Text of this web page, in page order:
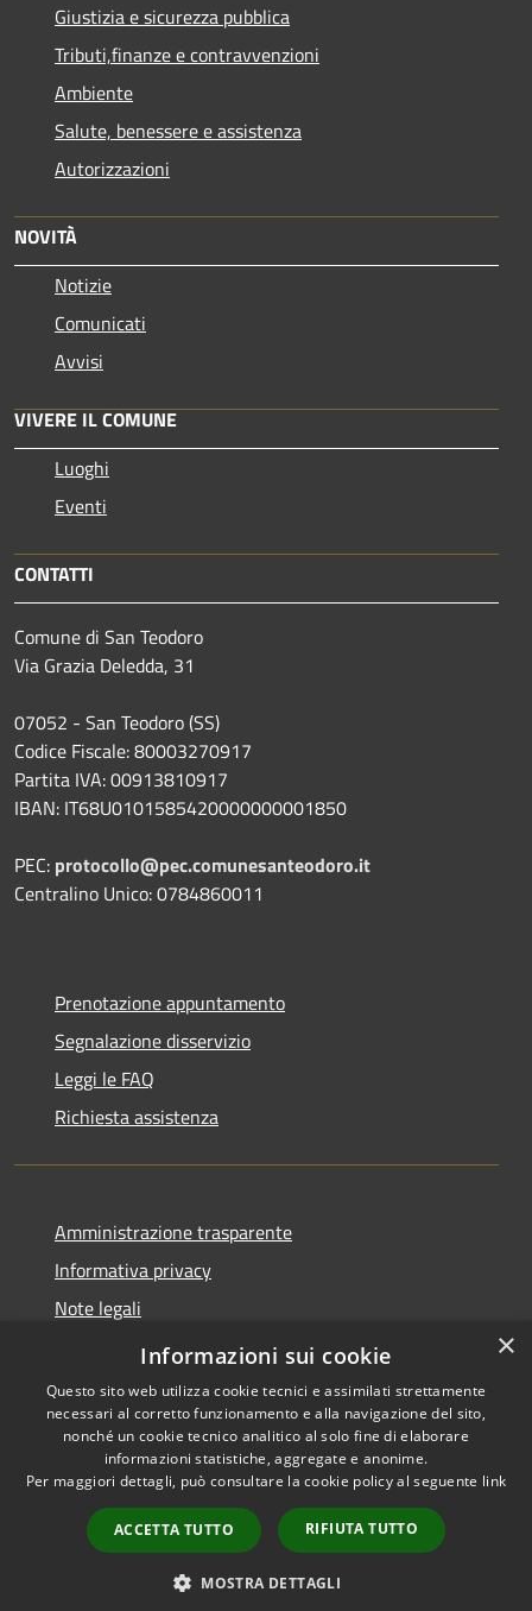
Giustizia e sicurezza pubblica
Tributi,finanze e contravvenzioni
Ambiente
Salute, benessere e assistenza
Autorizzazioni
NOVITÀ
Notizie
Comunicati
Avvisi
VIVERE IL COMUNE
Luoghi
Eventi
CONTATTI
Comune di San Teodoro
Via Grazia Deledda, 31
07052 - San Teodoro (SS)
Codice Fiscale: 80003270917
Partita IVA: 00913810917
IBAN: IT68U0101585420000000001850
PEC: protocollo@pec.comunesanteodoro.it
Centralino Unico: 0784860011
Prenotazione appuntamento
Segnalazione disservizio
Leggi le FAQ
Richiesta assistenza
Amministrazione trasparente
Informativa privacy
Note legali
Dichiarazione di accessibilità
Accessibilità
Copyright © 2026 • Comune di
San Teodoro • Powered by
Municipium•
Accesso
redazione
×
Informazioni sui cookie
Questo sito web utilizza cookie tecnici e assimilati strettamente
necessari al corretto funzionamento e alla navigazione del sito,
nonché un cookie tecnico analitico al solo fine di elaborare
informazioni statistiche, aggregate e anonime.
Per maggiori dettagli, può consultare la cookie policy al seguente link
ACCETTA TUTTO RIFIUTA TUTTO
MOSTRA DETTAGLI